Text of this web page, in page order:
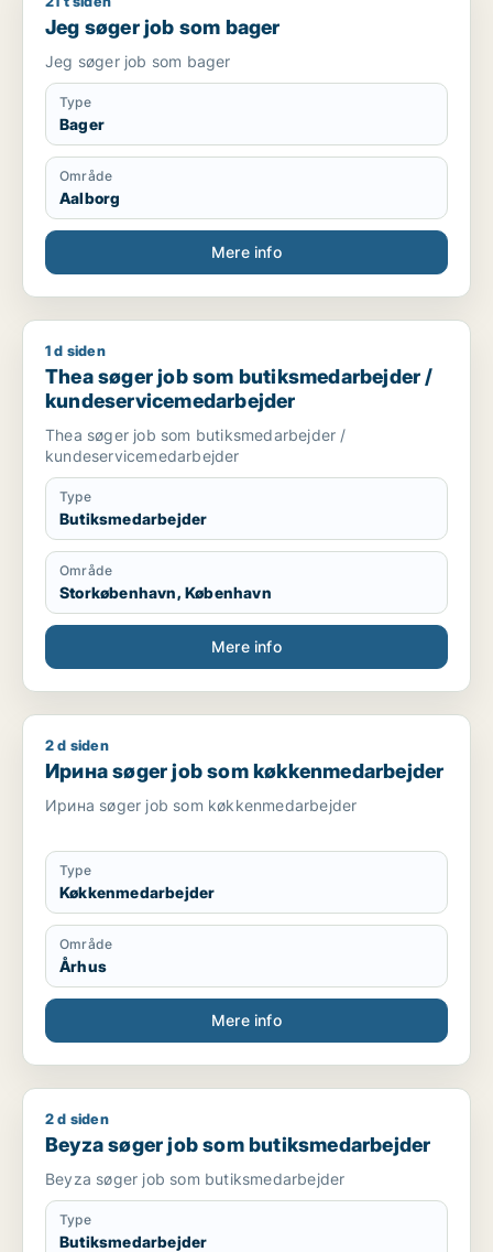
Jeg søger job som bager
Jeg søger job som bager
Type
Bager
Område
Aalborg
Mere info
Thea søger job som butiksmedarbejder /
1 d siden
Thea søger job som butiksmedarbejder /
kundeservicemedarbejder
Thea søger job som butiksmedarbejder /
kundeservicemedarbejder
Type
Butiksmedarbejder
Område
Storkøbenhavn, København
Mere info
Ирина søger job som køkkenmedarbejder
2 d siden
Ирина søger job som køkkenmedarbejder
Ирина søger job som køkkenmedarbejder
Type
Køkkenmedarbejder
Område
Århus
Mere info
Beyza søger job som butiksmedarbejder
2 d siden
Beyza søger job som butiksmedarbejder
Beyza søger job som butiksmedarbejder
Type
Butiksmedarbejder